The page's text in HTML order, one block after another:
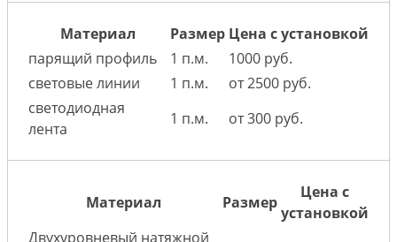
Материал Размер Цена с установкой
парящий профиль
1 п.м.
1000 руб.
световые линии
1 п.м.
от 2500 руб.
светодиодная
лента
1 п.м. от 300 руб.
Материал Размер
Цена с
установкой
Двухуровневый натяжной